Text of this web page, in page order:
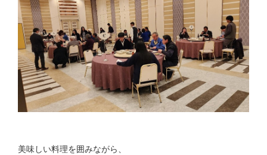
美味しい料理を囲みながら、